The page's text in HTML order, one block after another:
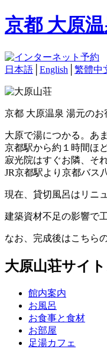
京都 大原
日本語 English 繁體中
京都 大原温泉 湯元の
大原で湯につかる。あ
京都駅から約１時間ほ
寂光院はすぐお隣、そ
JR京都駅より京都バス
現在、貸切風呂はリニ
建築資材不足の影響で
なお、完成後はこちら
大原山荘サイ
館内案内
お風呂
お食事と食材
お部屋
足湯カフェ